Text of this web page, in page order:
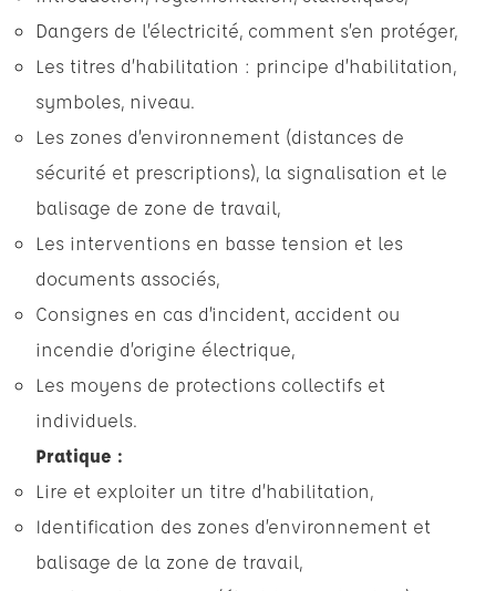
Dangers de l’électricité, comment s’en protéger,
Les titres d’habilitation : principe d’habilitation,
symboles, niveau.
Les zones d’environnement (distances de
sécurité et prescriptions), la signalisation et le
balisage de zone de travail,
Les interventions en basse tension et les
documents associés,
Consignes en cas d’incident, accident ou
incendie d’origine électrique,
Les moyens de protections collectifs et
individuels.
Pratique :
Lire et exploiter un titre d’habilitation,
Identification des zones d’environnement et
balisage de la zone de travail,